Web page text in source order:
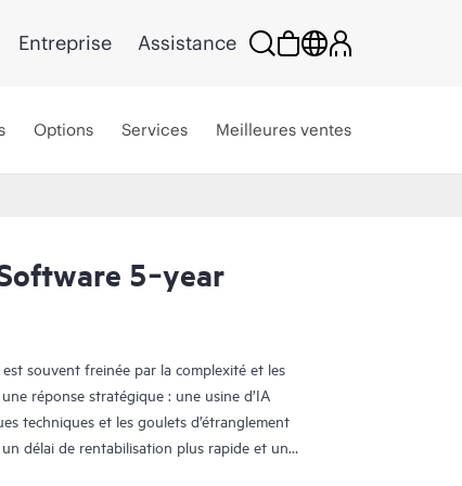
Entreprise Assistance
Options Services Meilleures ventes
5‑year
souvent freinée par la complexité et les
réponse stratégique : une usine d’IA
techniques et les goulets d’étranglement
délai de rentabilisation plus rapide et un